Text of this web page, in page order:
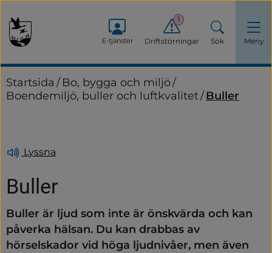
E-tjänster Driftstörningar
1
Sök Meny
Startsida / Bo, bygga och miljö/
Boendemiljö, buller och luftkvalitet/Buller
Lyssna
Buller
Buller är ljud som inte är önskvärda och kan
påverka hälsan. Du kan drabbas av
hörselskador vid höga ljudnivåer, men även